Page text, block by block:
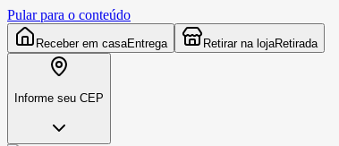
Pular para o conteúdo
Receber em casaEntrega Retirar na lojaRetirada
Informe seu CEP